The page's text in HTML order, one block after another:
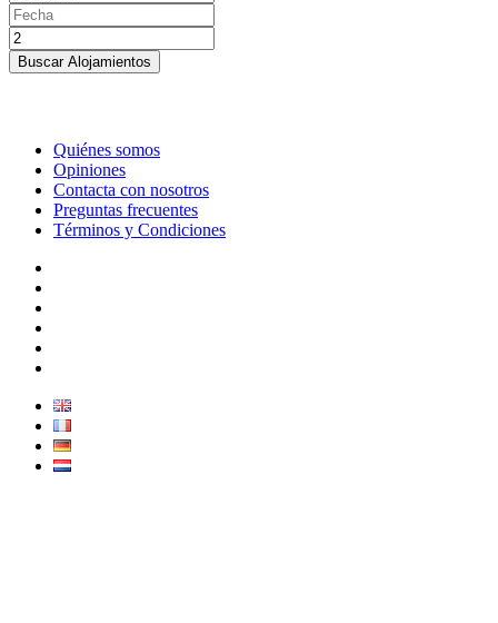
Buscar Alojamientos
Quiénes somos
Opiniones
Contacta con nosotros
Preguntas frecuentes
Términos y Condiciones